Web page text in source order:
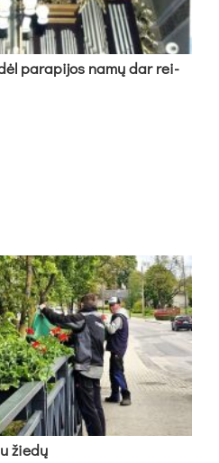
pa­ra­pi­jos na­mų dar rei­
žie­dų